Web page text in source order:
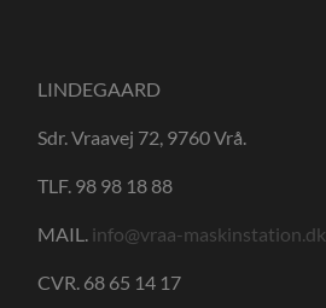
LINDEGAARD
Sdr. Vraavej 72, 9760 Vrå.
TLF. 98 98 18 88
MAIL. info@vraa-maskinstation.dk
CVR. 68 65 14 17